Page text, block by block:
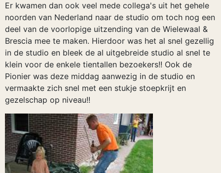
Er kwamen dan ook veel mede collega's uit het gehele
noorden van Nederland naar de studio om toch nog een
deel van de voorlopige uitzending van de Wielewaal &
Brescia mee te maken. Hierdoor was het al snel gezellig
in de studio en bleek de al uitgebreide studio al snel te
klein voor de enkele tientallen bezoekers!! Ook de
Pionier was deze middag aanwezig in de studio en
vermaakte zich snel met een stukje stoepkrijt en
gezelschap op niveau!!